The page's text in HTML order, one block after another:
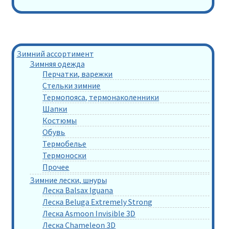
Зимний ассортимент
Зимняя одежда
Перчатки, варежки
Стельки зимние
Термопояса, термонаколенники
Шапки
Костюмы
Обувь
Термобелье
Термоноски
Прочее
Зимние лески, шнуры
Леска Balsax Iguana
Леска Beluga Extremely Strong
Леска Asmoon Invisible 3D
Леска Chameleon 3D